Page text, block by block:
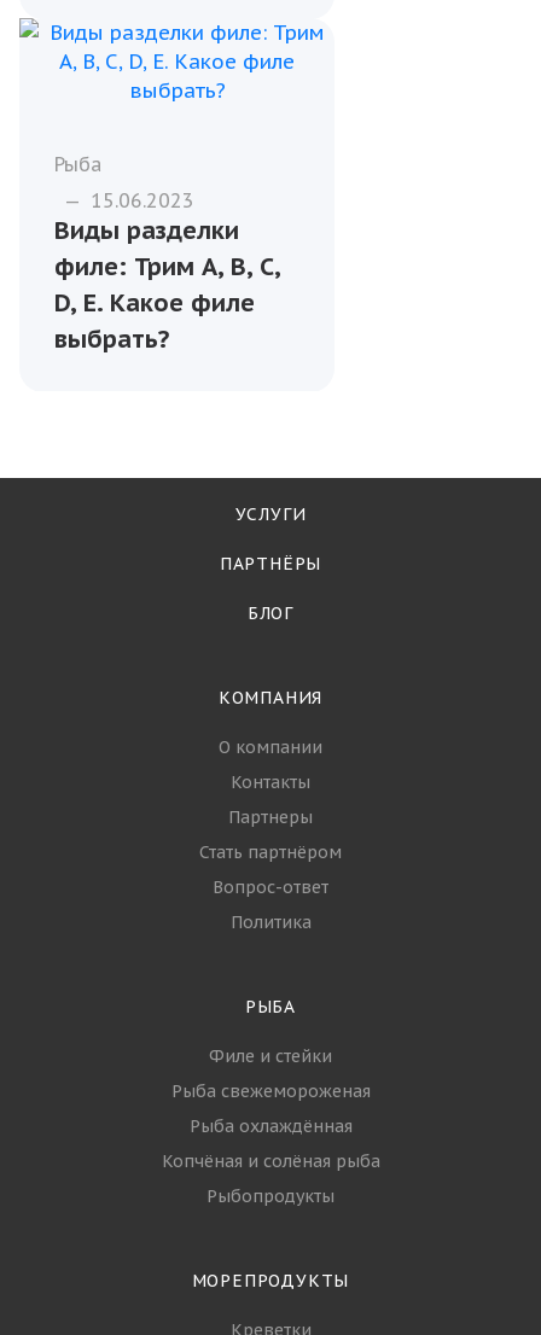
оптового заказа
Рыба
— 15.06.2023
Виды разделки
филе: Трим A, B, C,
БЛОГ
КОМПАНИЯ
О компании
Контакты
Партнеры
Стать партнёром
Политика
Филе и стейки
Рыба свежемороженая
Рыба охлаждённая
Рыбопродукты